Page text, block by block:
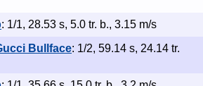
: 1/1, 28.53 s, 5.0 tr. b., 3.15 m/s
Bullface: 1/2, 59.14 s, 24.14 tr.